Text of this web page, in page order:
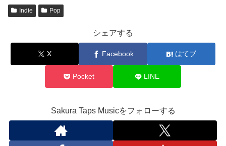
Indie Pop
シェアする
X Facebook はてブ
Pocket LINE
Sakura Taps Musicをフォローする